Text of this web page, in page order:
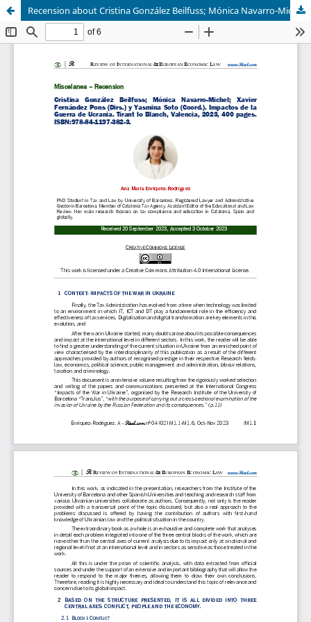
Recension about Cristina González Beilfuss; Mónica Navarro-Michel; Xavier Fernández Pons (Dirs.) y Yasmina Soto (Coord.). Impactos de la Guerra de Ucrania. Tirant lo Blanch, Valencia, 2023, 400 pages. ISBN:978-84-1197-382-3.